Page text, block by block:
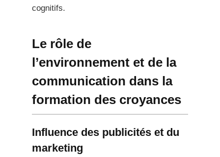
cognitifs.
Le rôle de
l’environnement et de la
communication dans la
formation des croyances
Influence des publicités et du
marketing